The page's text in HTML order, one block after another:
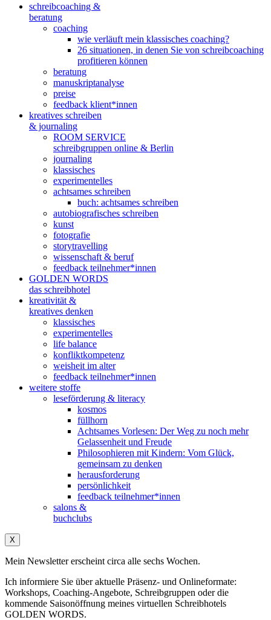
schreibcoaching &
beratung
coaching
wie verläuft mein klassisches coaching?
26 situationen, in denen Sie von schreibcoaching
profitieren können
beratung
manuskriptanalyse
preise
feedback klient*innen
kreatives schreiben
& journaling
ROOM SERVICE
schreibgruppen online & Berlin
journaling
klassisches
experimentelles
achtsames schreiben
buch: achtsames schreiben
autobiografisches schreiben
kunst
fotografie
storytravelling
wissenschaft & beruf
feedback teilnehmer*innen
GOLDEN WORDS
das schreibhotel
kreativität &
kreatives denken
klassisches
experimentelles
life balance
konfliktkompetenz
weisheit im alter
feedback teilnehmer*innen
weitere stoffe
leseförderung & literacy
kosmos
füllhorn
Achtsames Vorlesen: Der Weg zu noch mehr
Gelassenheit und Freude
Philosophieren mit Kindern: Vom Glück,
gemeinsam zu denken
herausforderung
persönlichkeit
feedback teilnehmer*innen
salons &
buchclubs
X
Mein Newsletter erscheint circa alle sechs Wochen.
Ich informiere Sie über aktuelle Präsenz- und Onlineformate:
Workshops, Coaching-Angebote, Schreibgruppen oder die
kommende Saisonöffnung meines virtuellen Schreibhotels
GOLDEN WORDS.